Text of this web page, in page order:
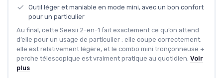
Outil léger et maniable en mode mini, avec un bon confort
pour un particulier
Au final, cette Seesii 2-en-1 fait exactement ce qu’on attend
d’elle pour un usage de particulier : elle coupe correctement,
elle est relativement légère, et le combo mini tronçonneuse +
perche télescopique est vraiment pratique au quotidien. Voir
plus